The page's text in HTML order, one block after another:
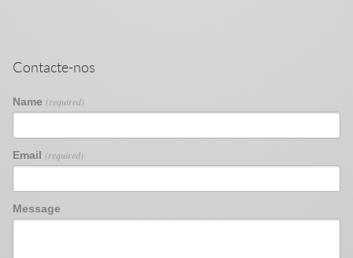
Contacte-nos
Name (required)
Email (required)
Message